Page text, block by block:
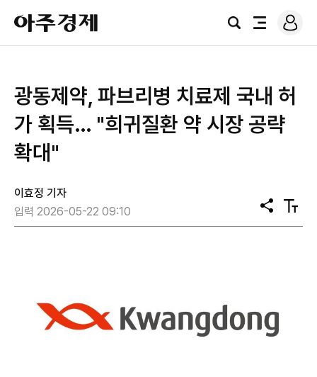
아
주
경
검
전
로
그
광동제약, 파브리병 치료제 국내 허
가 획득… "희귀질환 약 시장 공략
확대"
이효정 기자
입력 2026-05-22 09:10
공
유
텍
스